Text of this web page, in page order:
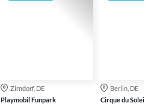
Zirndorf, DE
Playmobil Funpark
Berlin, DE
Cirque du Soleil